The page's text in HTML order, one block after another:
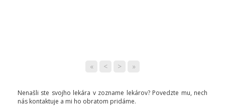
« < > »
Nenašli ste svojho lekára v zozname lekárov? Povedzte mu, nech
nás kontaktuje a mi ho obratom pridáme.